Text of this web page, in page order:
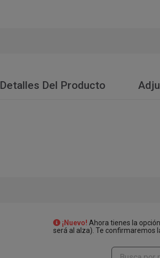
Detalles Del Producto
¡Nuevo! Ahora tienes la
será al alza). Te confirmaremos